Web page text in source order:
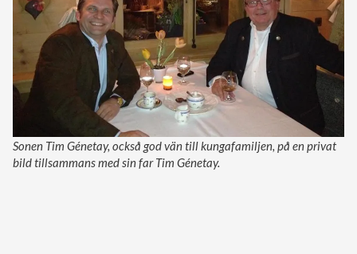
Sonen Tim Génetay, också god vän till kungafamiljen, på en privat
bild tillsammans med sin far Tim Génetay.